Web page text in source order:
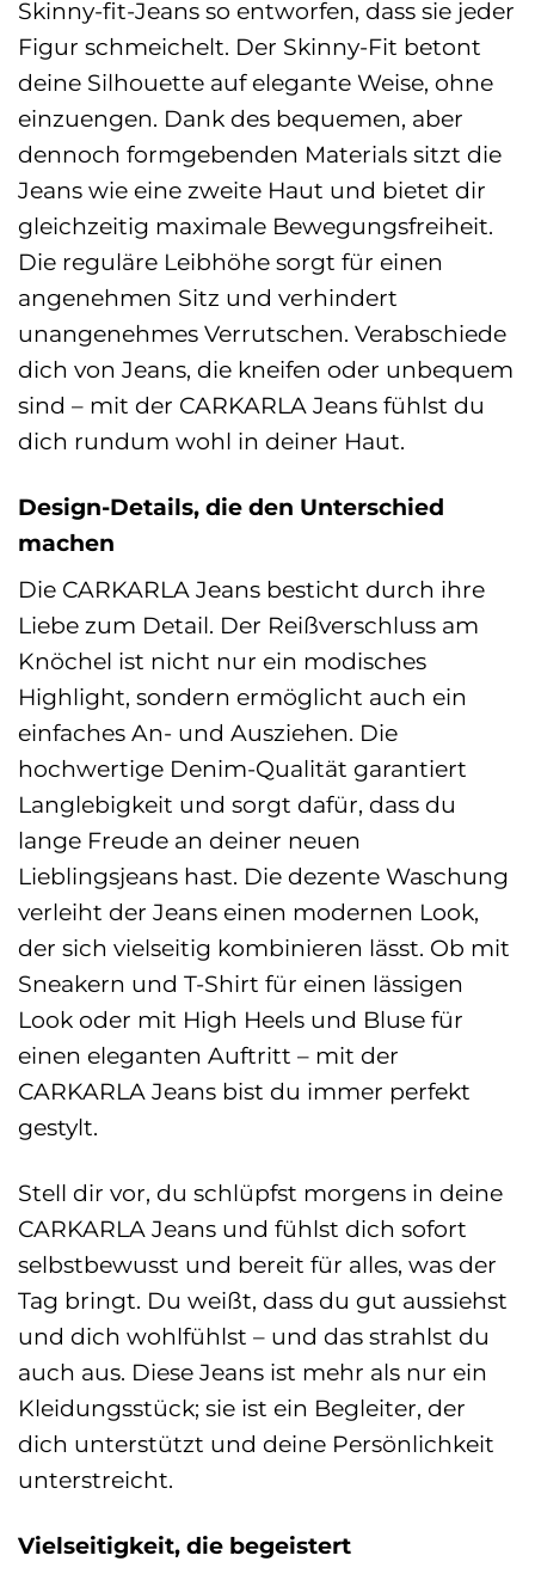
Skinny-fit-Jeans so entworfen, dass sie jeder
Figur schmeichelt. Der Skinny-Fit betont
deine Silhouette auf elegante Weise, ohne
einzuengen. Dank des bequemen, aber
dennoch formgebenden Materials sitzt die
Jeans wie eine zweite Haut und bietet dir
gleichzeitig maximale Bewegungsfreiheit.
Die reguläre Leibhöhe sorgt für einen
angenehmen Sitz und verhindert
unangenehmes Verrutschen. Verabschiede
dich von Jeans, die kneifen oder unbequem
sind – mit der CARKARLA Jeans fühlst du
dich rundum wohl in deiner Haut.
Design-Details, die den Unterschied
machen
Die CARKARLA Jeans besticht durch ihre
Liebe zum Detail. Der Reißverschluss am
Knöchel ist nicht nur ein modisches
Highlight, sondern ermöglicht auch ein
einfaches An- und Ausziehen. Die
hochwertige Denim-Qualität garantiert
Langlebigkeit und sorgt dafür, dass du
lange Freude an deiner neuen
Lieblingsjeans hast. Die dezente Waschung
verleiht der Jeans einen modernen Look,
der sich vielseitig kombinieren lässt. Ob mit
Sneakern und T-Shirt für einen lässigen
Look oder mit High Heels und Bluse für
einen eleganten Auftritt – mit der
CARKARLA Jeans bist du immer perfekt
gestylt.
Stell dir vor, du schlüpfst morgens in deine
CARKARLA Jeans und fühlst dich sofort
selbstbewusst und bereit für alles, was der
Tag bringt. Du weißt, dass du gut aussiehst
und dich wohlfühlst – und das strahlst du
auch aus. Diese Jeans ist mehr als nur ein
Kleidungsstück; sie ist ein Begleiter, der
dich unterstützt und deine Persönlichkeit
unterstreicht.
Vielseitigkeit, die begeistert